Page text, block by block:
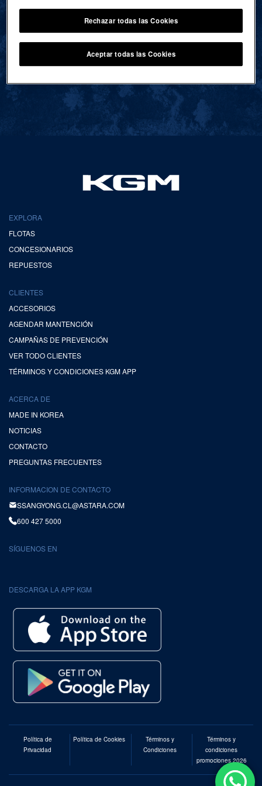
VOLVER AL INICIO
EXPLORA
FLOTAS
CONCESIONARIOS
REPUESTOS
CLIENTES
ACCESORIOS
AGENDAR MANTENCIÓN
CAMPAÑAS DE PREVENCIÓN
VER TODO CLIENTES
TÉRMINOS Y CONDICIONES KGM APP
ACERCA DE
MADE IN KOREA
NOTICIAS
CONTACTO
PREGUNTAS FRECUENTES
INFORMACION DE CONTACTO
SSANGYONG.CL@ASTARA.COM
600 427 5000
SÍGUENOS EN
DESCARGA LA APP KGM
Política de
Privacidad
Política de Cookies
Términos y
Condiciones
Términos y
condiciones
promociones 2026
Rechazar todas las Cookies
Aceptar todas las Cookies